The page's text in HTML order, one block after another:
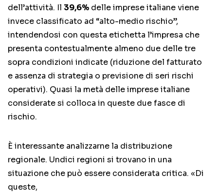
dell’attività. Il 39,6% delle imprese italiane viene
invece classificato ad “alto-medio rischio”,
intendendosi con questa etichetta l’impresa che
presenta contestualmente almeno due delle tre
sopra condizioni indicate (riduzione del fatturato
e assenza di strategia o previsione di seri rischi
operativi). Quasi la metà delle imprese italiane
considerate si colloca in queste due fasce di
rischio.
È interessante analizzarne la distribuzione
regionale. Undici regioni si trovano in una
situazione che può essere considerata critica. «Di
queste,